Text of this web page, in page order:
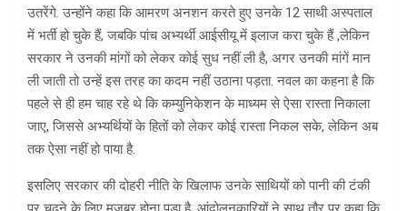
उतरेंगे. उन्होंने कहा कि आमरण अनशन करते हुए उनके 12 साथी अस्पताल
में भर्ती हो चुके हैं, जबकि पांच अभ्यर्थी आईसीयू में इलाज करा चुके हैं ,लेकिन
सरकार ने उनकी मांगों को लेकर कोई सुध नहीं ली है, अगर उनकी मांगें मान
ली जाती तो उन्हें इस तरह का कदम नहीं उठाना पड़ता. नवल का कहना है कि
पहले से ही हम चाह रहे थे कि कम्युनिकेशन के माध्यम से ऐसा रास्ता निकाला
जाए, जिससे अभ्यर्थियों के हितों को लेकर कोई रास्ता निकल सके, लेकिन अब
तक ऐसा नहीं हो पाया है.
इसलिए सरकार की दोहरी नीति के खिलाफ उनके साथियों को पानी की टंकी